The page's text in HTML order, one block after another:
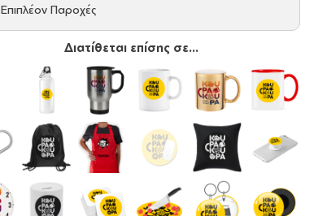
Επιπλέον Παροχές
Διατίθεται επίσης σε...